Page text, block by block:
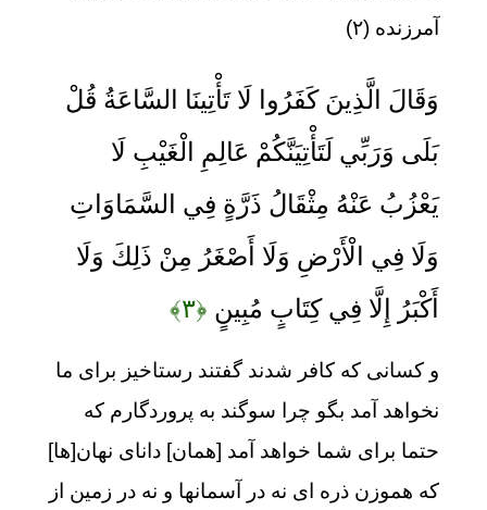
آمرزنده (۲)
وَقَالَ الَّذِينَ كَفَرُوا لَا تَأْتِينَا السَّاعَةُ قُلْ
بَلَى وَرَبِّي لَتَأْتِيَنَّكُمْ عَالِمِ الْغَيْبِ لَا
يَعْزُبُ عَنْهُ مِثْقَالُ ذَرَّةٍ فِي السَّمَاوَاتِ
وَلَا فِي الْأَرْضِ وَلَا أَصْغَرُ مِنْ ذَلِكَ وَلَا
أَكْبَرُ إِلَّا فِي كِتَابٍ مُبِينٍ ﴿۳﴾
و كسانى كه كافر شدند گفتند رستاخيز براى ما
نخواهد آمد بگو چرا سوگند به پروردگارم كه
حتما براى شما خواهد آمد [همان] داناى نهان[ها]
كه هموزن ذره‏ اى نه در آسمانها و نه در زمين از